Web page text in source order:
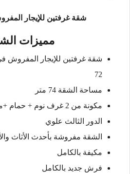
شقة غرفتين للإيجار
مميزات
72
مساحة الشقة 74 متر
مكونة من 2 غرف نوم + حمام +مطبخ+ رسبشن
الدور الثالث علوي
الشقة مفروشة بأحدث الأثاث
مكيفة بالكامل
فرش جديد بالكامل